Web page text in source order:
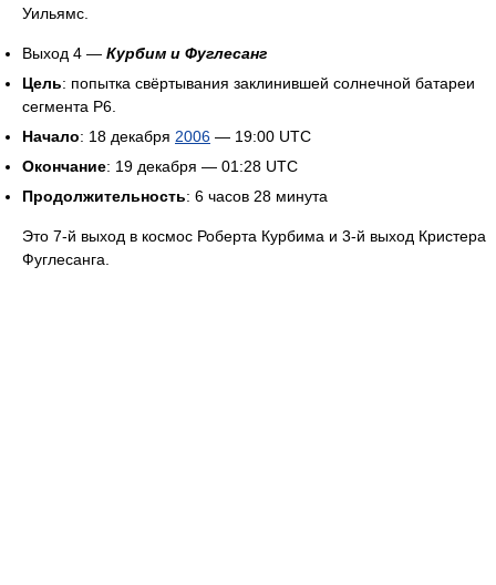
Уильямс.
Выход 4 — Курбим и Фуглесанг
Цель: попытка свёртывания заклинившей солнечной батареи
сегмента Р6.
Начало: 18 декабря 2006 — 19:00 UTC
Окончание: 19 декабря — 01:28 UTC
Продолжительность: 6 часов 28 минута
Это 7-й выход в космос Роберта Курбима и 3-й выход Кристера
Фуглесанга.